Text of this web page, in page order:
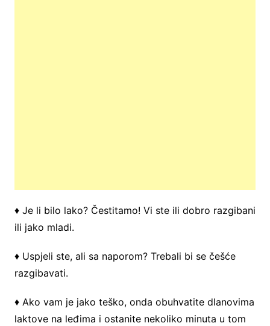
♦ Je li bilo lako? Čestitamo! Vi ste ili dobro razgibani
ili jako mladi.
♦ Uspjeli ste, ali sa naporom? Trebali bi se češće
razgibavati.
♦ Ako vam je jako teško, onda obuhvatite dlanovima
laktove na leđima i ostanite nekoliko minuta u tom